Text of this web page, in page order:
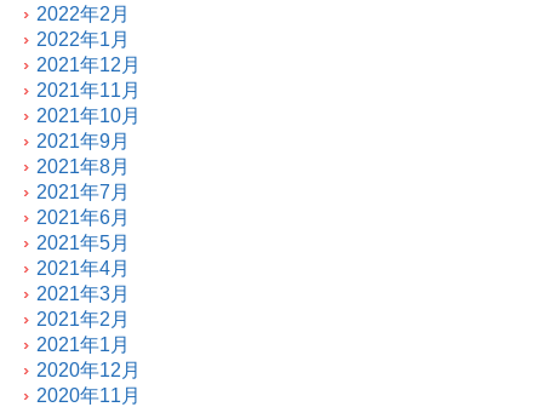
2022年2月
2022年1月
2021年12月
2021年11月
2021年10月
2021年9月
2021年8月
2021年7月
2021年6月
2021年5月
2021年4月
2021年3月
2021年2月
2021年1月
2020年12月
2020年11月